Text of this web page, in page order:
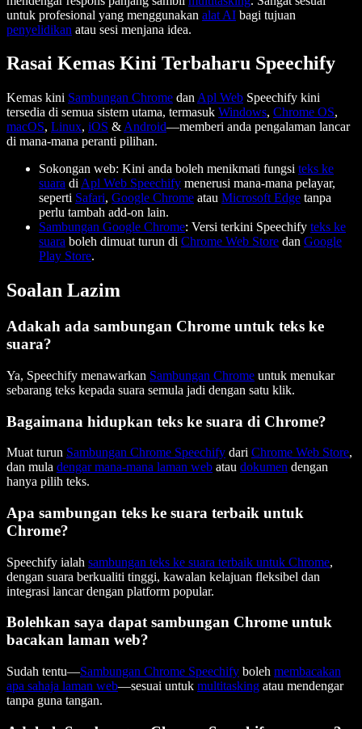
untuk profesional yang menggunakan alat AI bagi tujuan
penyelidikan atau sesi menjana idea.
Rasai Kemas Kini Terbaharu Speechify
Kemas kini Sambungan Chrome dan Apl Web Speechify kini
tersedia di semua sistem utama, termasuk Windows, Chrome OS,
macOS, Linux, iOS & Android—memberi anda pengalaman lancar
di mana-mana peranti pilihan.
Sokongan web: Kini anda boleh menikmati fungsi teks ke
suara di Apl Web Speechify menerusi mana-mana pelayar,
seperti Safari, Google Chrome atau Microsoft Edge tanpa
perlu tambah add-on lain.
Sambungan Google Chrome: Versi terkini Speechify teks ke
suara boleh dimuat turun di Chrome Web Store dan Google
Play Store.
Soalan Lazim
Adakah ada sambungan Chrome untuk teks ke
suara?
Ya, Speechify menawarkan Sambungan Chrome untuk menukar
sebarang teks kepada suara semula jadi dengan satu klik.
Bagaimana hidupkan teks ke suara di Chrome?
Muat turun Sambungan Chrome Speechify dari Chrome Web Store,
dan mula dengar mana-mana laman web atau dokumen dengan
hanya pilih teks.
Apa sambungan teks ke suara terbaik untuk
Chrome?
Speechify ialah sambungan teks ke suara terbaik untuk Chrome,
dengan suara berkualiti tinggi, kawalan kelajuan fleksibel dan
integrasi lancar dengan platform popular.
Bolehkan saya dapat sambungan Chrome untuk
bacakan laman web?
Sudah tentu—Sambungan Chrome Speechify boleh membacakan
apa sahaja laman web—sesuai untuk multitasking atau mendengar
tanpa guna tangan.